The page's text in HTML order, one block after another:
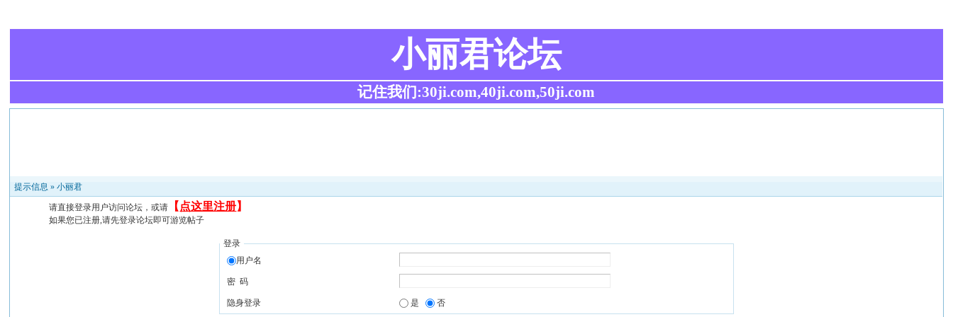
小丽君论坛
记住我们:30ji.com,40ji.com,50ji.com
提示信息 »小丽君
请直接登录用户访问论坛，或请 【 点这里注册】
如果您已注册,请先登录论坛即可游览帖子
登录
用户名
密 码
隐身登录 是 否